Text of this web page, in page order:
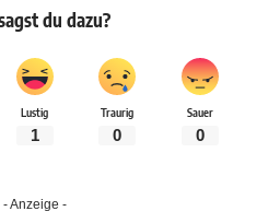
du dazu?
Lustig
1
Traurig
0
Sauer
0
- Anzeige -